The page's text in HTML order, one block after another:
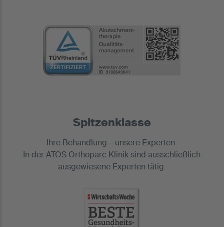
Spitzenklasse
Ihre Behandlung – unsere Experten.
In der ATOS Orthoparc Klinik sind ausschließlich
ausgewiesene Experten tätig.